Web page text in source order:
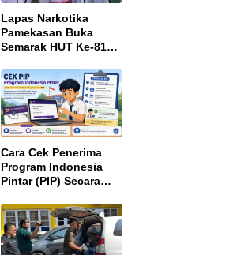
Lapas Narkotika
Pamekasan Buka
Semarak HUT Ke-81
Nasionalisme dan
Sportivitas Warga
Binaan
Cara Cek Penerima
Program Indonesia
Pintar (PIP) Secara
NISN dan Tanggal
Lahir